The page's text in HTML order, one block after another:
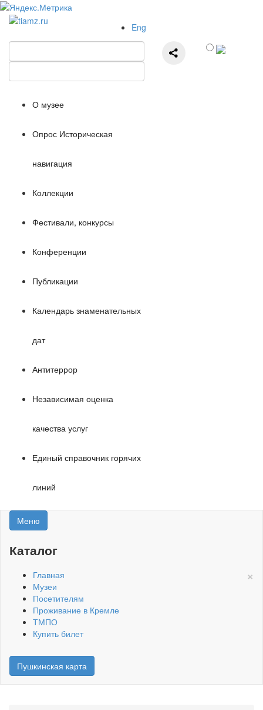
Eng
О музее
Опрос Историческая
навигация
Коллекции
Фестивали, конкурсы
Конференции
Публикации
Календарь знаменательных
дат
Антитеррор
Независимая оценка
качества услуг
Единый справочник горячих
линий
Меню
Каталог
×
Главная
Музеи
Посетителям
Проживание в Кремле
ТМПО
Купить билет
Пушкинская карта